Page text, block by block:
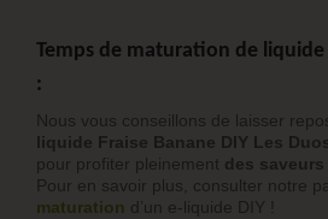
Temps de maturation de liquide
:
Nous vous conseillons de laisser
liquide Fraise Banane DIY Les
pour profiter pleinement des
Pour en savoir plus, consulter notre
maturation d’un e-liquide DIY !